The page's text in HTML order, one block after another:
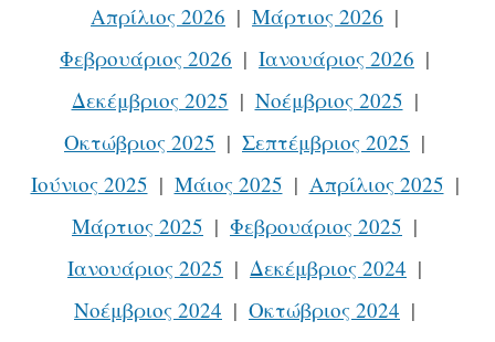
Απρίλιος 2026
Μάρτιος 2026
Φεβρουάριος 2026
Ιανουάριος 2026
Δεκέμβριος 2025
Νοέμβριος 2025
Οκτώβριος 2025
Σεπτέμβριος 2025
Ιούνιος 2025
Μάιος 2025
Απρίλιος 2025
Μάρτιος 2025
Φεβρουάριος 2025
Ιανουάριος 2025
Δεκέμβριος 2024
Νοέμβριος 2024
Οκτώβριος 2024